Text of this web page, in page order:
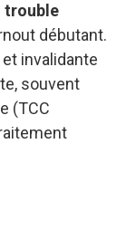
trouble
débutant.
invalidante
souvent
(TCC